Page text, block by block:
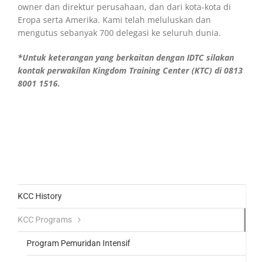
owner dan direktur perusahaan, dan dari kota-kota di
Eropa serta Amerika. Kami telah meluluskan dan
mengutus sebanyak 700 delegasi ke seluruh dunia.
*Untuk keterangan yang berkaitan dengan IDTC silakan
kontak perwakilan Kingdom Training Center (KTC) di 0813
8001 1516.
KCC History
KCC Programs
Program Pemuridan Intensif